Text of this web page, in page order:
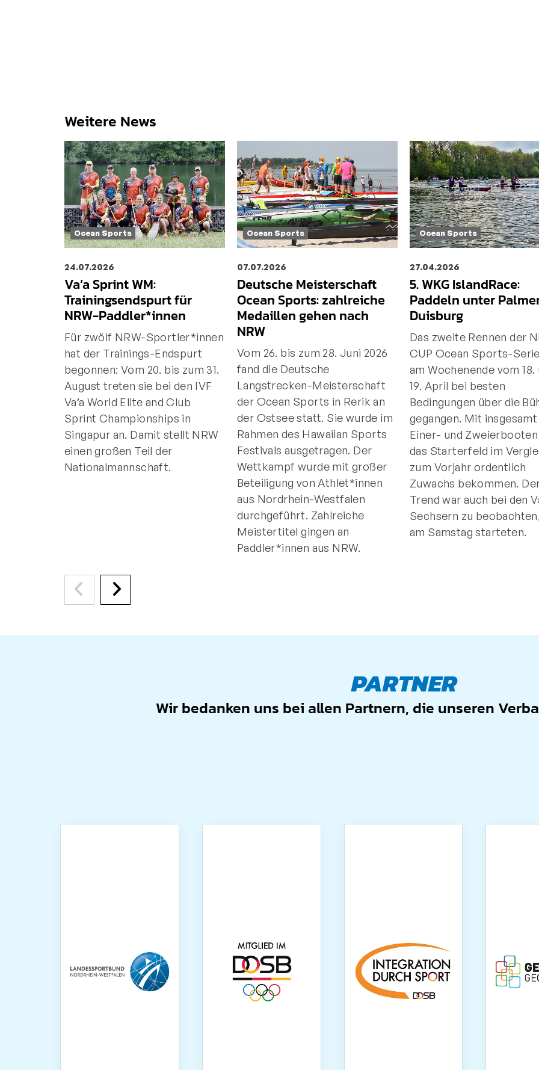
Weitere News
Ocean Sports
24.07.2026
Va’a Sprint WM:
Trainingsendspurt für
NRW-Paddler*innen
Für zwölf NRW-Sportler*innen
hat der Trainings-Endspurt
begonnen: Vom 20. bis zum 31.
August treten sie bei den IVF
Va’a World Elite and Club
Sprint Championships in
Singapur an. Damit stellt NRW
einen großen Teil der
Nationalmannschaft.
Ocean Sports
07.07.2026
Deutsche Meisterschaft
Ocean Sports: zahlreiche
Medaillen gehen nach
NRW
Vom 26. bis zum 28. Juni 2026
fand die Deutsche
Langstrecken-Meisterschaft
der Ocean Sports in Rerik an
der Ostsee statt. Sie wurde im
Rahmen des Hawaiian Sports
Festivals ausgetragen. Der
Wettkampf wurde mit großer
Beteiligung von Athlet*innen
aus Nordrhein-Westfalen
durchgeführt. Zahlreiche
Meistertitel gingen an
Paddler*innen aus NRW.
Ocean Sports
27.04.2026
5. WKG IslandRace:
Paddeln unter
Duisburg
Das zweite Rennen der
CUP Ocean Sports-
am Wochenende vom 18.
19. April bei besten
Bedingungen über die
gegangen. Mit insgesamt
Einer- und
das Starterfeld im
zum Vorjahr ordentlich
Zuwachs bekommen.
Trend war auch bei den
Sechsern zu
am Samstag starteten.
PARTNER
Wir bedanken uns bei allen Partnern, die unseren